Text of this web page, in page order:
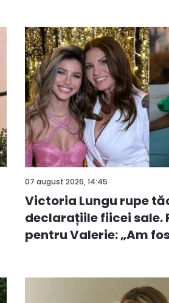
07 august 2026, 14:45
Victoria Lungu rupe
declarațiile fiicei sale.
pentru Valerie: „Am